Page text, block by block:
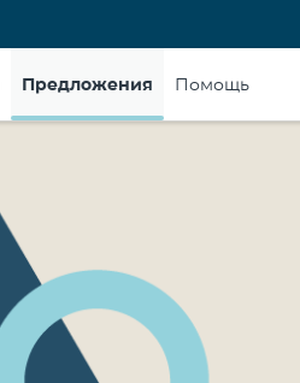
Предложения Помощь